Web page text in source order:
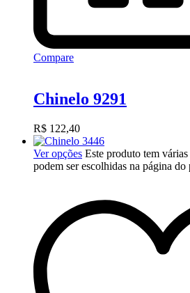
Compare
Chinelo 9291
R$ 122,40
Ver opções Este produto tem
podem ser escolhidas na página do